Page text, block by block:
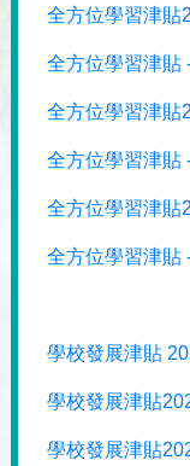
全方位學習津貼
全方位學習津貼
全方位學習津貼
全方位學習津貼
全方位學習津貼
全方位學習津貼
學校發展津貼
學校發展津貼
學校發展津貼